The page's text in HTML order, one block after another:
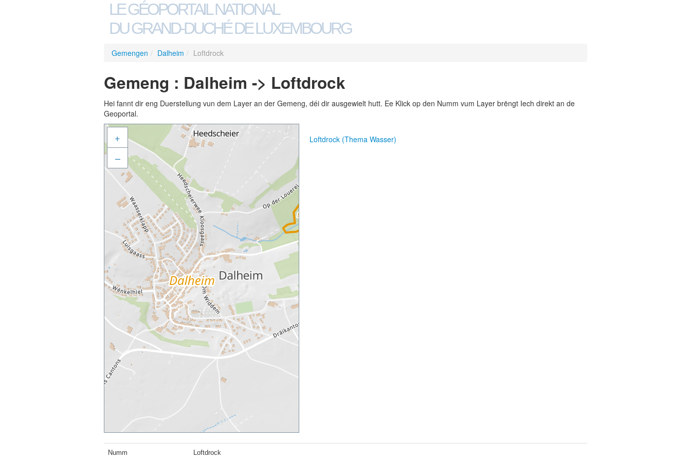
LE GÉOPORTAIL NATIONAL
DU GRAND-DUCHÉ DE LUXEMBOURG
Gemengen / Dalheim / Loftdrock
Gemeng : Dalheim -> Loftdrock
Hei fannt dir eng Duerstellung vun dem Layer an der Gemeng, déi dir ausgewielt hutt. Ee Klick op den Numm vum Layer brëngt Iech direkt an de
Geoportal.
+
–
Loftdrock (Thema Wasser)
Numm Loftdrock